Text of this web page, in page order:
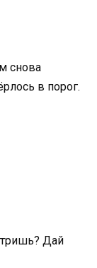
снова
в порог.
Дай